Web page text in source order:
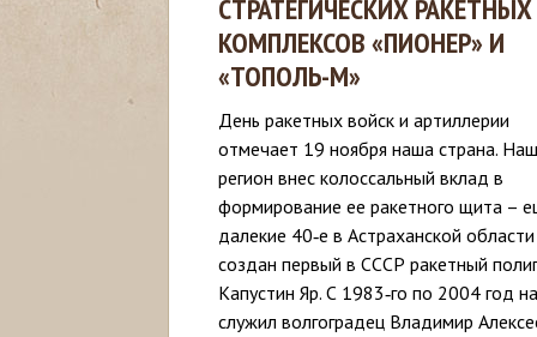
СТРАТЕГИЧЕСКИХ РАКЕТНЫХ
КОМПЛЕКСОВ «ПИОНЕР» И
«ТОПОЛЬ-М»
День ракетных войск и артиллерии
отмечает 19 ноября наша страна. Наш
регион внес колоссальный вклад в
формирование ее ракетного щита –
далекие 40‑е в Астраханской
создан первый в СССР ракетный
Капустин Яр. С 1983‑го по 2004 год
служил волгоградец Владимир